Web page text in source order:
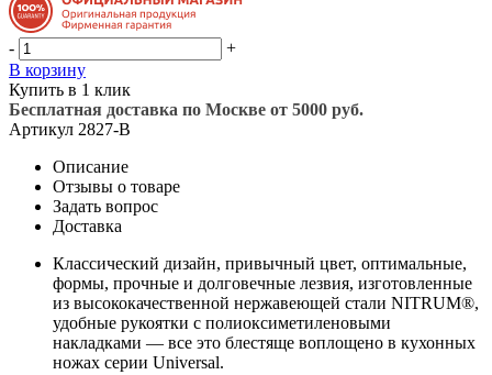
-
+
В корзину
Купить в 1 клик
Бесплатная доставка по Москве от 5000 руб.
Артикул 2827-B
Описание
Отзывы о товаре
Задать вопрос
Доставка
Классический дизайн, привычный цвет, оптимальные,
формы, прочные и долговечные лезвия, изготовленные
из высококачественной нержавеющей стали NITRUM®,
удобные рукоятки с полиоксиметиленовыми
накладками — все это блестяще воплощено в кухонных
ножах серии Universal.